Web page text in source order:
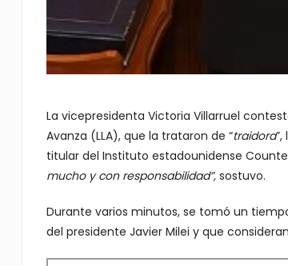
La vicepresidenta Victoria Villarruel
Avanza (LLA), que la trataron de “traidora
titular del Instituto estadounidense
mucho y con responsabilidad”,sostuvo.
Durante varios minutos, se tomó un
del presidente Javier Milei y que